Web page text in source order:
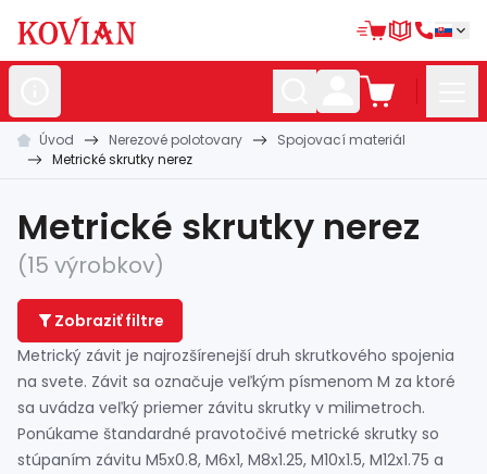
Nerezovépolotovary
Kovanépolotovary
Zábradlia amadlá
Bránovésystémy
Automatizácia
Dom, dielňa,záhrada
Hutníckymateriál
Úvod Nerezové polotovary
Spojovací materiál
Metrické skrutky nerez
Metrické skrutky nerez
(15 výrobkov)
Zobraziť filtre
Metrický závit je najrozšírenejší druh skrutkového spojenia
na svete. Závit sa označuje veľkým písmenom M za ktoré
sa uvádza veľký priemer závitu skrutky v milimetroch.
Ponúkame štandardné pravotočivé metrické skrutky so
stúpaním závitu M5x0.8, M6x1, M8x1.25, M10x1.5, M12x1.75 a